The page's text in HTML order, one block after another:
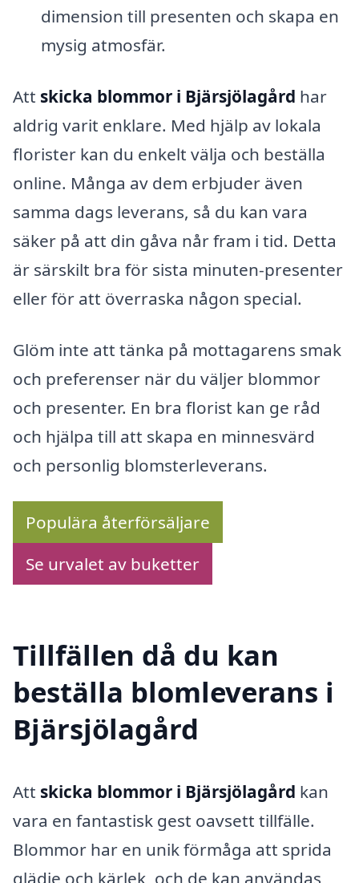
dimension till presenten och skapa en
mysig atmosfär.
Att skicka blommor i Bjärsjölagård har
aldrig varit enklare. Med hjälp av lokala
florister kan du enkelt välja och beställa
online. Många av dem erbjuder även
samma dags leverans, så du kan vara
säker på att din gåva når fram i tid. Detta
är särskilt bra för sista minuten-presenter
eller för att överraska någon special.
Glöm inte att tänka på mottagarens smak
och preferenser när du väljer blommor
och presenter. En bra florist kan ge råd
och hjälpa till att skapa en minnesvärd
och personlig blomsterleverans.
Populära återförsäljare
Se urvalet av buketter
Tillfällen då du kan
beställa blomleverans i
Bjärsjölagård
Att skicka blommor i Bjärsjölagård kan
vara en fantastisk gest oavsett tillfälle.
Blommor har en unik förmåga att sprida
glädje och kärlek, och de kan användas